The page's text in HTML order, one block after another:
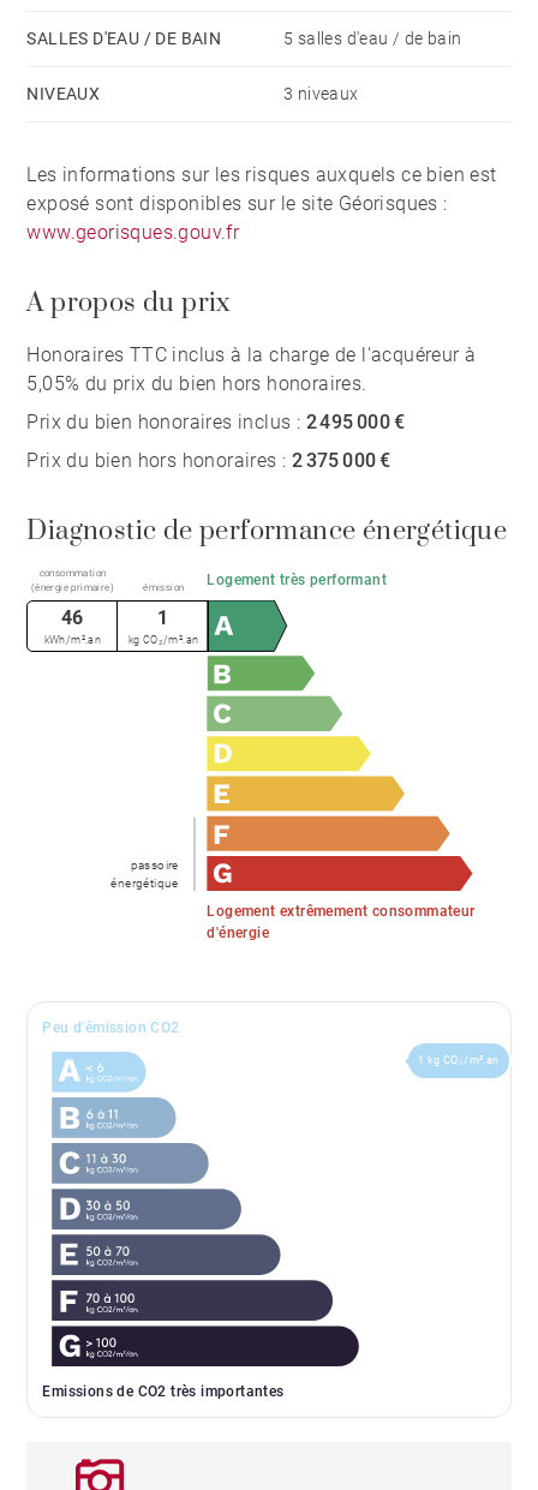
SALLES D'EAU / DE BAIN 5 salles d'eau / de bain
NIVEAUX 3 niveaux
Les informations sur les risques auxquels ce bien est
exposé sont disponibles sur le site Géorisques :
www.georisques.gouv.fr
A propos du prix
Honoraires TTC inclus à la charge de l'acquéreur à
5,05% du prix du bien hors honoraires.
Prix du bien honoraires inclus : 2 495 000 €
Prix du bien hors honoraires : 2 375 000 €
Diagnostic de performance énergétique
Logement très performant
Logement extrêmement consommateur
d'énergie
passoire
énergétique
consommation
(énergie primaire)
émission
46
kWh/m².an
1
kg CO₂/m².an
Peu d'émission CO2
Emissions de CO2 très importantes
1 kg CO₂/m².an